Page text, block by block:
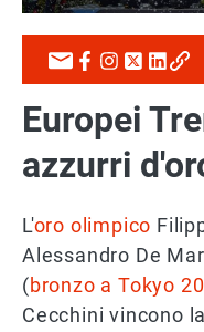
Europei
azzurri
L'oro olimpico
Alessandro De
(bronzo a Tokyo
Cecchini vincono